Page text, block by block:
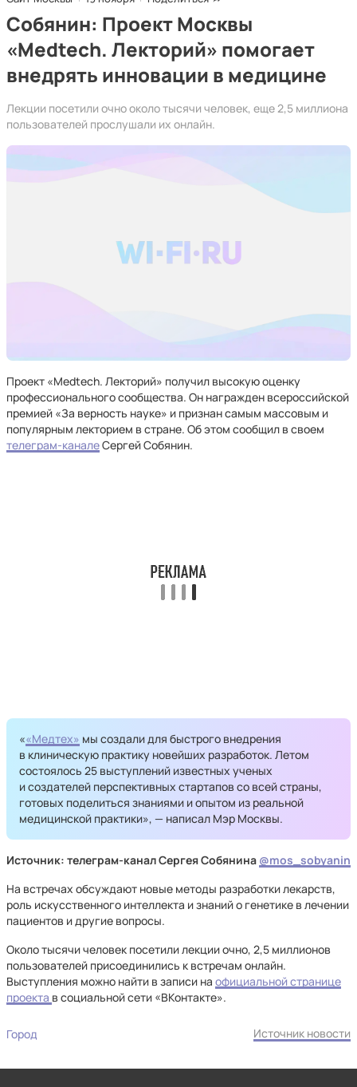
Собянин: Проект Москвы
«Medtech. Лекторий» помогает
внедрять инновации в медицине
Лекции посетили очно около тысячи человек, еще 2,5 миллиона
пользователей прослушали их онлайн.
Проект «Medtech. Лекторий» получил высокую оценку
профессионального сообщества. Он награжден всероссийской
премией «За верность науке» и признан самым массовым и
популярным лекторием в стране. Об этом сообщил в своем
телеграм-каналеСергей Собянин.
««Медтех» мы создали для быстрого внедрения
в клиническую практику новейших разработок. Летом
состоялось 25 выступлений известных ученых
и создателей перспективных стартапов со всей страны,
готовых поделиться знаниями и опытом из реальной
медицинской практики», — написал Мэр Москвы.
Источник: телеграм-канал Сергея Собянина @mos_sobyanin
На встречах обсуждают новые методы разработки лекарств,
роль искусственного интеллекта и знаний о генетике в лечении
пациентов и другие вопросы.
Около тысячи человек посетили лекции очно, 2,5 миллионов
пользователей присоединились к встречам онлайн.
Выступления можно найти в записи на официальной странице
проекта в социальной сети «ВКонтакте».
Город Источник новости